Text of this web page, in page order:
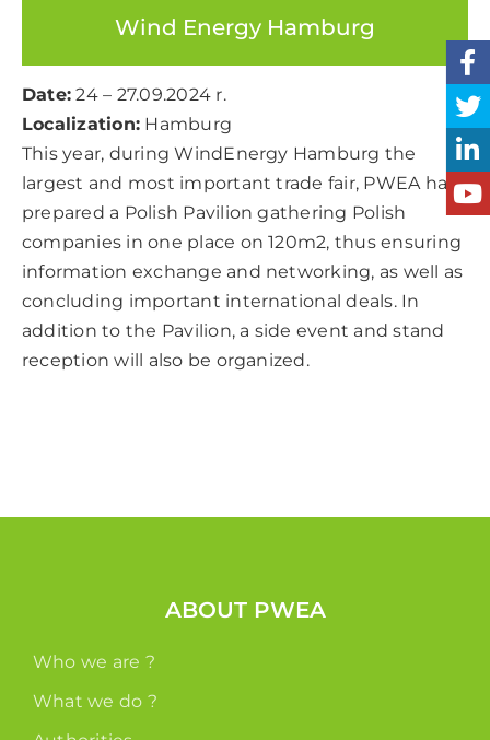
Wind Energy Hamburg
Date: 24 – 27.09.2024 r.
Localization: Hamburg
This year, during WindEnergy Hamburg the
largest and most important trade fair, PWEA has
prepared a Polish Pavilion gathering Polish
companies in one place on 120m2, thus ensuring
information exchange and networking, as well as
concluding important international deals. In
addition to the Pavilion, a side event and stand
reception will also be organized.
ABOUT PWEA
Who we are ?
What we do ?